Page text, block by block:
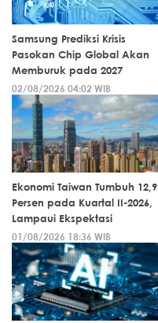
Samsung Prediksi Krisis
Pasokan Chip Global Akan
Memburuk pada 2027
02/08/2026 04:02 WIB
Ekonomi Taiwan Tumbuh 12,9
Persen pada Kuartal II-2026,
Lampaui Ekspektasi
01/08/2026 18:36 WIB